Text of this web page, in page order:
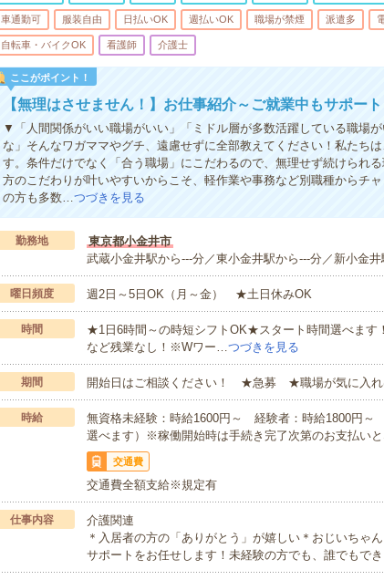
車通勤可 服装自由 日払いOK 週払いOK 職場が禁煙 派遣多
自転車・バイクOK 看護師 介護士
ここがポイント！
【無理はさせません！】お仕事紹介～ご就業中もサポート
▼「人間関係がいい職場がいい」「ミドル層が多数活躍している職場
な」そんなワガママやグチ、遠慮せずに全部教えてください！私たち
す。条件だけでなく「合う職場」にこだわるので、無理せず続けられ
方のこだわりが叶いやすいからこそ、軽作業や事務など別職種からチ
の方も多数…つづきを見る
勤務地
東京都小金井市
武蔵小金井駅から---分／東小金井駅から---分／新小金井
曜日頻度 週2日～5日OK（月～金） ★土日休みOK
時間
★1日6時間～の時短シフトOK★スタート時間選べます
など残業なし！※Wワー…つづきを見る
期間 開始日はご相談ください！ ★急募 ★職場が気に入れ
時給
無資格未経験：時給1600円～ 経験者：時給1800円
選べます）※稼働開始時は手続き完了次第のお支払いと
交通費
交通費全額支給※規定有
仕事内容
介護関連
＊入居者の方の「ありがとう」が嬉しい＊おじいちゃ
サポートをお任せします！未経験の方でも、誰でもで